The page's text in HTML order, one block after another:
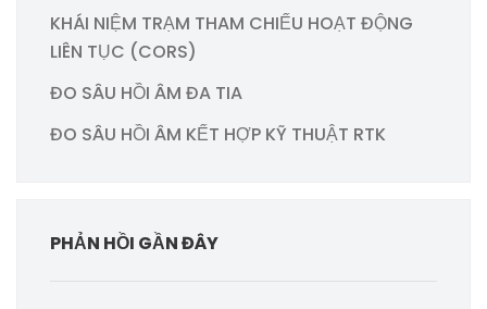
KHÁI NIỆM TRẠM THAM CHIẾU HOẠT ĐỘNG
LIÊN TỤC (CORS)
ĐO SÂU HỒI ÂM ĐA TIA
ĐO SÂU HỒI ÂM KẾT HỢP KỸ THUẬT RTK
PHẢN HỒI GẦN ĐÂY